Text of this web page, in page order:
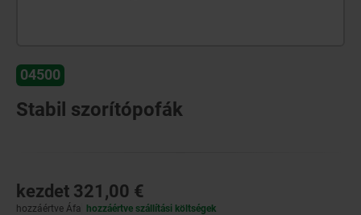
04500
Stabil szorítópofák
kezdet 321,00 €
hozzáértve Áfa hozzáértve szállítási költségek